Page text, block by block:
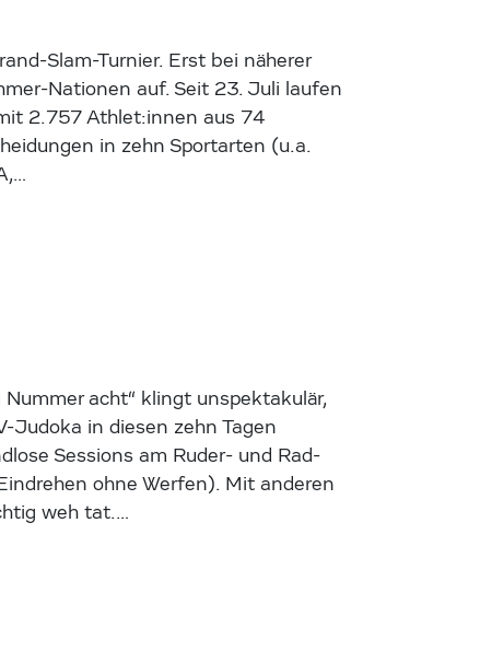
Slam-Turnier. Erst bei näherer
Nationen auf. Seit 23. Juli laufen
2.757 Athlet:innen aus 74
in zehn Sportarten (u.a.
acht“ klingt unspektakulär,
Judoka in diesen zehn Tagen
Sessions am Ruder- und Rad-
ohne Werfen). Mit anderen
weh tat.…